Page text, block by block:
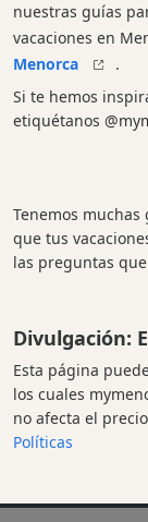
nuestras guías
vacaciones en
Menorca
.
Si te hemos
etiquétanos
Tenemos
que tus
las preguntas
Divulgación:
Esta página
los cuales
no afecta el
Políticas